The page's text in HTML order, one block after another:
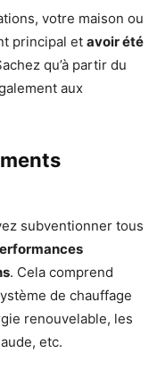
votre maison ou
principal et avoir été
qu’à partir du
aux
subventionner tous
. Cela comprend
de chauffage
renouvelable, les
etc.